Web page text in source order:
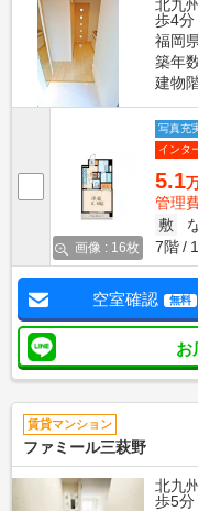
北九
歩4分
福岡
築年
建物
画像 : 16枚
写真充
インタ
5.1
管理
敷
7階
空室確認 無料
お
賃貸マンション
ファミール三萩野
北九
歩5分